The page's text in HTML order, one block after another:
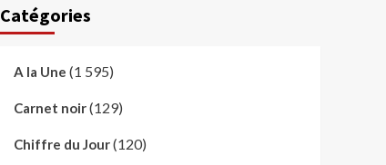
Catégories
A la Une (1 595)
Carnet noir(129)
Chiffre du Jour(120)